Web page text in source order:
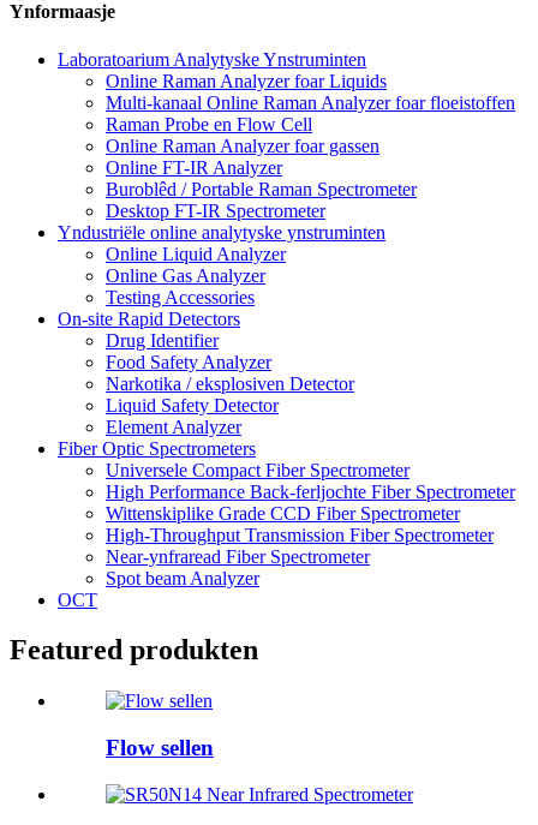
Ynformaasje
Laboratoarium Analytyske Ynstruminten
Online Raman Analyzer foar Liquids
Multi-kanaal Online Raman Analyzer foar floeistoffen
Raman Probe en Flow Cell
Online Raman Analyzer foar gassen
Online FT-IR Analyzer
Buroblêd / Portable Raman Spectrometer
Desktop FT-IR Spectrometer
Yndustriële online analytyske ynstruminten
Online Liquid Analyzer
Online Gas Analyzer
Testing Accessories
On-site Rapid Detectors
Drug Identifier
Food Safety Analyzer
Narkotika / eksplosiven Detector
Liquid Safety Detector
Element Analyzer
Fiber Optic Spectrometers
Universele Compact Fiber Spectrometer
High Performance Back-ferljochte Fiber Spectrometer
Wittenskiplike Grade CCD Fiber Spectrometer
High-Throughput Transmission Fiber Spectrometer
Near-ynfraread Fiber Spectrometer
Spot beam Analyzer
OCT
Featured produkten
Flow sellen